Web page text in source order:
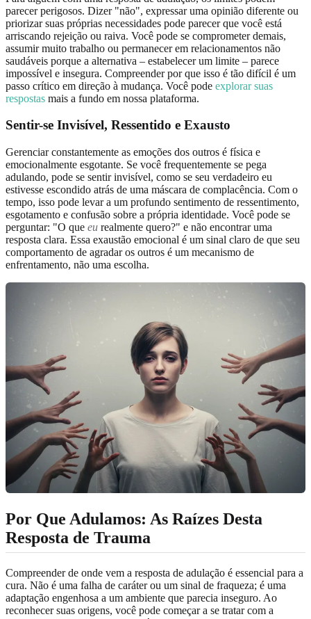
parecer perigosos. Dizer "não", expressar uma opinião diferente ou
priorizar suas próprias necessidades pode parecer que você está
arriscando rejeição ou raiva. Você pode se comprometer demais,
assumir muito trabalho ou permanecer em relacionamentos não
saudáveis porque a alternativa – estabelecer um limite – parece
impossível e insegura. Compreender por que isso é tão difícil é um
passo crítico em direção à mudança. Você pode explorar suas
respostas mais a fundo em nossa plataforma.
Sentir-se Invisível, Ressentido e Exausto
Gerenciar constantemente as emoções dos outros é física e
emocionalmente esgotante. Se você frequentemente se pega
adulando, pode se sentir invisível, como se seu verdadeiro eu
estivesse escondido atrás de uma máscara de complacência. Com o
tempo, isso pode levar a um profundo sentimento de ressentimento,
esgotamento e confusão sobre a própria identidade. Você pode se
perguntar: "O que eu realmente quero?" e não encontrar uma
resposta clara. Essa exaustão emocional é um sinal claro de que seu
comportamento de agradar os outros é um mecanismo de
enfrentamento, não uma escolha.
Por Que Adulamos: As Raízes Desta
Resposta de Trauma
Compreender de onde vem a resposta de adulação é essencial para a
cura. Não é uma falha de caráter ou um sinal de fraqueza; é uma
adaptação engenhosa a um ambiente que parecia inseguro. Ao
reconhecer suas origens, você pode começar a se tratar com a